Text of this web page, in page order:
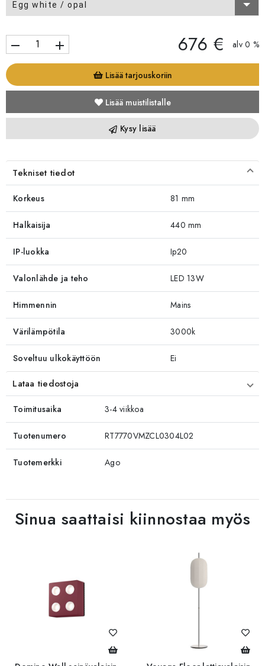
Egg white / opal
remove add 676 € alv 0 %
Lisää tarjouskoriin
Lisää muistilistalle
Kysy lisää
Tekniset tiedot
Korkeus 81 mm
Halkaisija 440 mm
IP-luokka Ip20
Valonlähde ja teho LED 13W
Himmennin Mains
Värilämpötila 3000k
Soveltuu ulkokäyttöön Ei
Lataa tiedostoja
Toimitusaika 3-4 viikkoa
Tuotenumero RT7770VMZCL0304L02
Tuotemerkki Ago
Sinua saattaisi kiinnostaa myös